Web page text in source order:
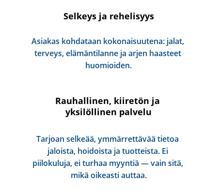
Selkeys ja rehelisyys
Tarjoan selkeää, ymmärrettävää tietoa
jaloista, hoidoista ja tuotteista. Ei
piilokuluja, ei turhaa myyntiä — vain sitä,
mikä oikeasti auttaa.
Rauhallinen, kiiretön ja
yksilöllinen palvelu
Asiakas kohdataan kokonaisuutena: jalat,
terveys, elämäntilanne ja arjen haasteet
huomioiden.